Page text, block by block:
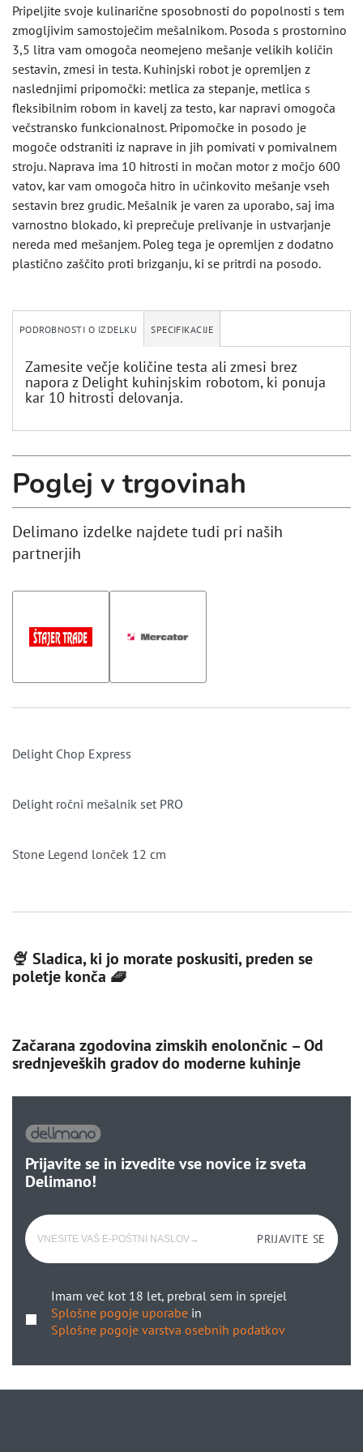
Pripeljite svoje kulinarične sposobnosti do popolnosti s tem
zmogljivim samostoječim mešalnikom. Posoda s prostornino
3,5 litra vam omogoča neomejeno mešanje velikih količin
sestavin, zmesi in testa. Kuhinjski robot je opremljen z
naslednjimi pripomočki: metlica za stepanje, metlica s
fleksibilnim robom in kavelj za testo, kar napravi omogoča
večstransko funkcionalnost. Pripomočke in posodo je
mogoče odstraniti iz naprave in jih pomivati v pomivalnem
stroju. Naprava ima 10 hitrosti in močan motor z močjo 600
vatov, kar vam omogoča hitro in učinkovito mešanje vseh
sestavin brez grudic. Mešalnik je varen za uporabo, saj ima
varnostno blokado, ki preprečuje prelivanje in ustvarjanje
nereda med mešanjem. Poleg tega je opremljen z dodatno
plastično zaščito proti brizganju, ki se pritrdi na posodo.
PODROBNOSTI O IZDELKU SPECIFIKACIJE
Zamesite večje količine testa ali zmesi brez
napora z Delight kuhinjskim robotom, ki ponuja
kar 10 hitrosti delovanja.
Poglej v trgovinah
Delimano izdelke najdete tudi pri naših
partnerjih
Delight Chop Express
Delight ročni mešalnik set PRO
Stone Legend lonček 12 cm
🍨 Sladica, ki jo morate poskusiti, preden se
poletje konča 🧇
Začarana zgodovina zimskih enolončnic – Od
srednjeveških gradov do moderne kuhinje
Prijavite se in izvedite vse novice iz sveta
Delimano!
PRIJAVITE SE
Imam več kot 18 let, prebral sem in sprejel
Splošne pogoje uporabe in
Splošne pogoje varstva osebnih podatkov